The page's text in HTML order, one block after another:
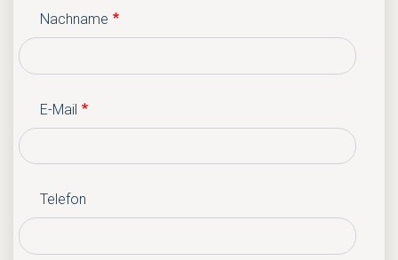
Nachname
E-Mail
Telefon